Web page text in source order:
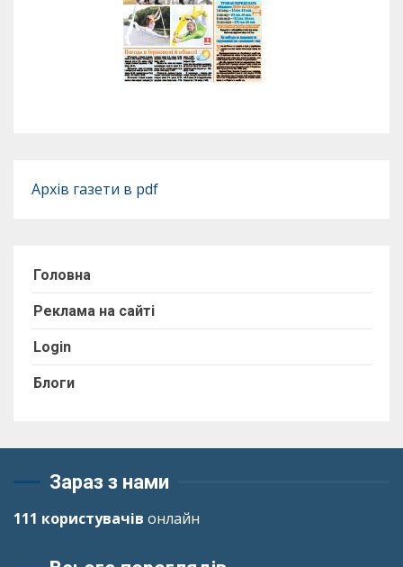
Архів газети в pdf
Головна
Реклама на сайті
Login
Блоги
Зараз з нами
111 користувачів онлайн